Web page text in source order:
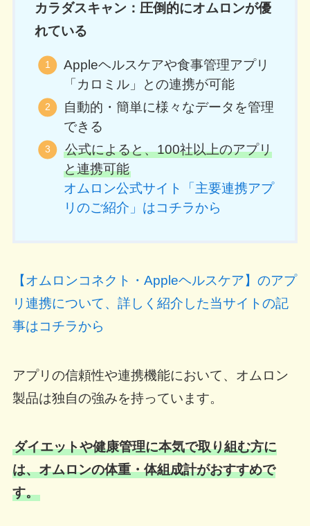
カラダスキャン：圧倒的にオムロンが優
れている
Appleヘルスケアや食事管理アプリ
「カロミル」との連携が可能
自動的・簡単に様々なデータを管理
できる
公式によると、100社以上のアプリ
と連携可能
オムロン公式サイト「主要連携アプ
リのご紹介」はコチラから
【オムロンコネクト・Appleヘルスケア】のアプ
リ連携について、詳しく紹介した当サイトの記
事はコチラから
アプリの信頼性や連携機能において、オムロン
製品は独自の強みを持っています。
ダイエットや健康管理に本気で取り組む方に
は、オムロンの体重・体組成計がおすすめで
す。